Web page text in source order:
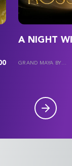
A NIGHT
GRAND MAYA BY